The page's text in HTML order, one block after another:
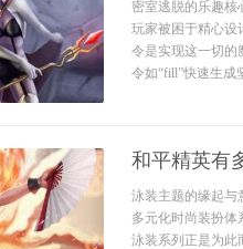
密室逃脱的乐趣核
玩家被困于精心设
令是实现这一切的
令如“fill”快速生成
和平精英有
泳装主题的缘起与
多元化时尚装扮体
泳装系列正是为此